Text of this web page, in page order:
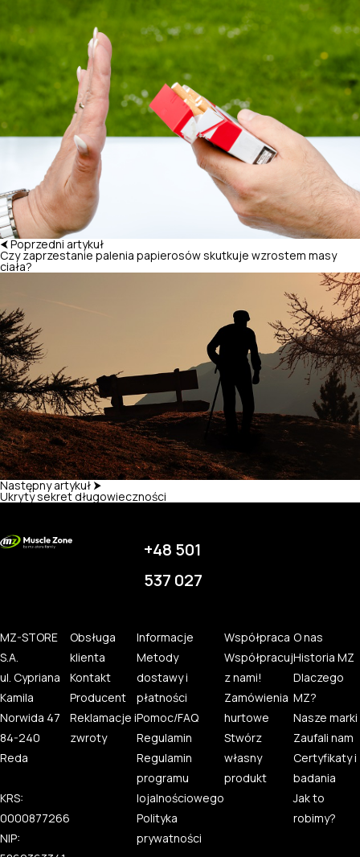
⮜ Poprzedni artykuł
Czy zaprzestanie palenia papierosów skutkuje wzrostem masy
ciała?
Następny artykuł ⮞
Ukryty sekret długowieczności
+48 501
537 027
MZ-STORE
S.A.
ul. Cypriana
Kamila
Norwida 47
84-240
Reda
KRS:
0000877266
NIP:
Obsługa
klienta
Kontakt
Producent
Reklamacje i
zwroty
Informacje
Metody
dostawy i
płatności
Pomoc/FAQ
Regulamin
Regulamin
programu
lojalnościowego
Polityka
prywatności
Współpraca
Współpracuj
z nami!
Zamówienia
hurtowe
Stwórz
własny
produkt
O nas
Historia MZ
Dlaczego
MZ?
Nasze marki
Zaufali nam
Certyfikaty i
badania
Jak to
robimy?